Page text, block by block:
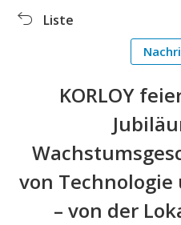
Herunterladen
Liste
KORLOY
von
– von der